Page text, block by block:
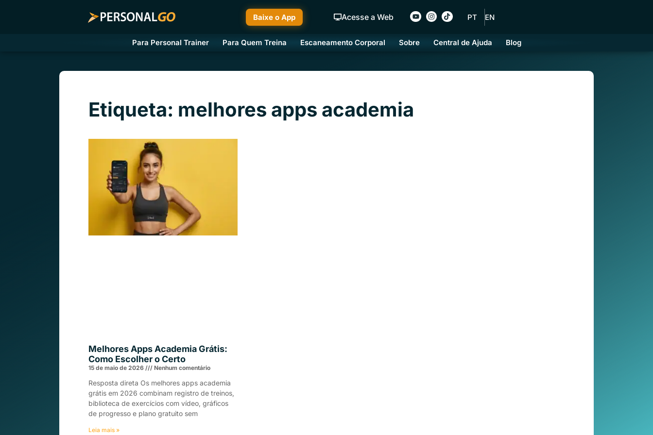
Baixe o App Acesse a Web PT EN
Para Personal Trainer Para Quem Treina Escaneamento Corporal Sobre Central de Ajuda Blog
Etiqueta: melhores apps academia
Melhores Apps Academia Grátis:
Como Escolher o Certo
15 de maio de 2026 Nenhum comentário
Resposta direta Os melhores apps academia
grátis em 2026 combinam registro de treinos,
biblioteca de exercícios com vídeo, gráficos
de progresso e plano gratuito sem
Leia mais »